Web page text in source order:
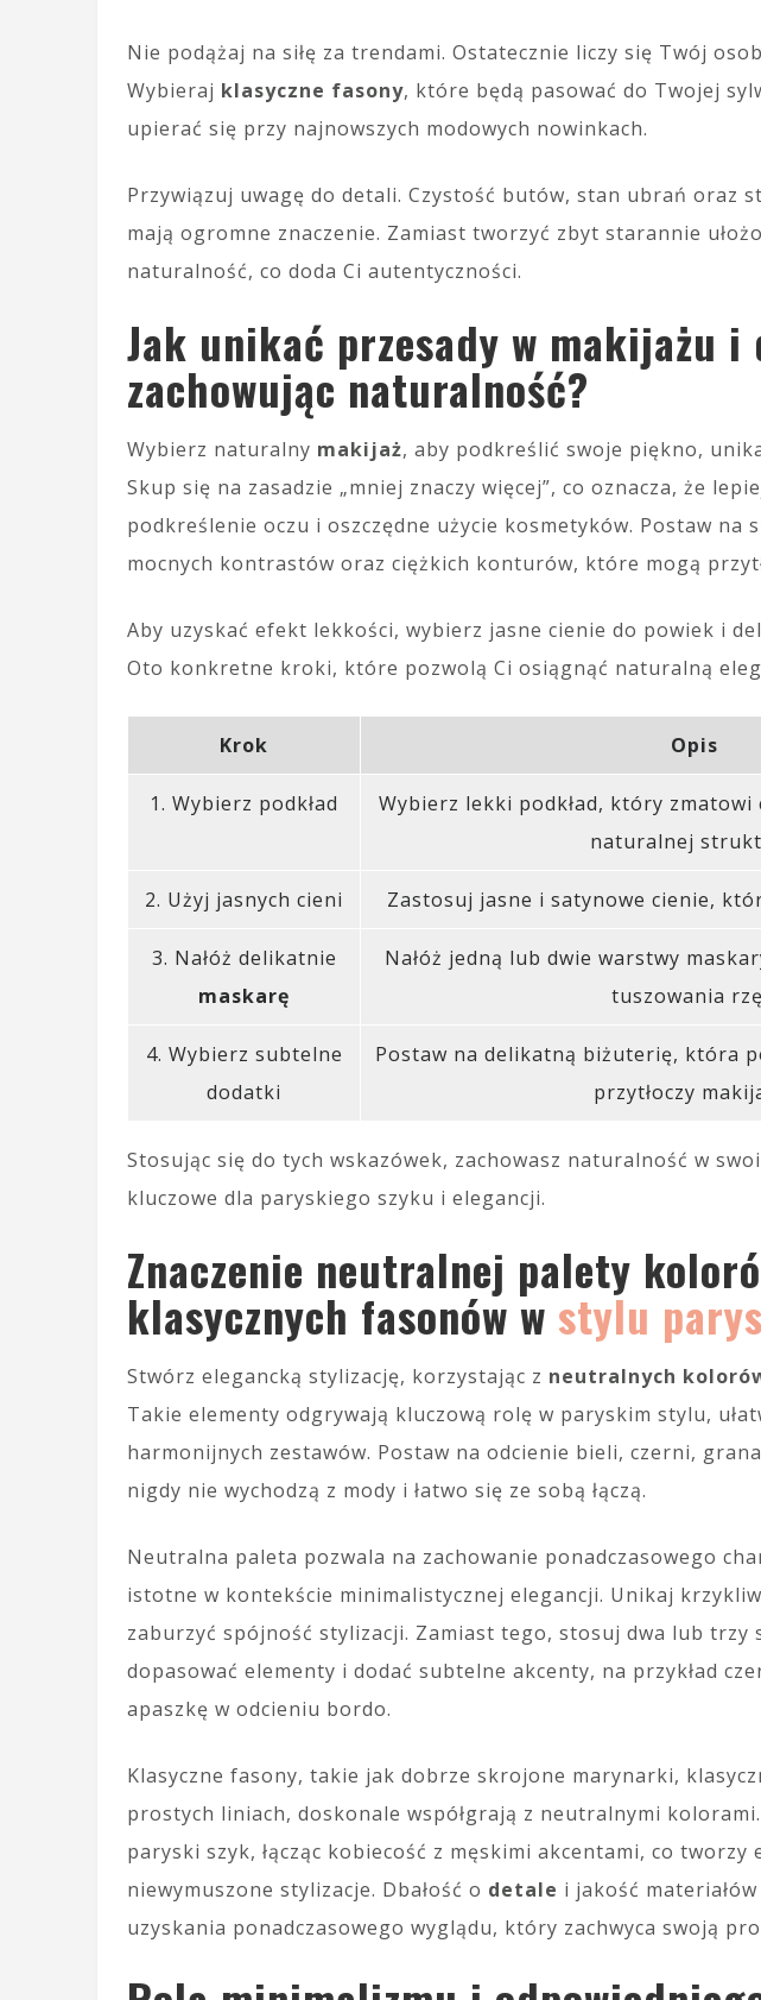
Nie podążaj na siłę za trendami. Ostatecznie liczy się Twój
Wybieraj klasyczne fasony, które będą pasować do Twojej
upierać się przy najnowszych modowych nowinkach.
Przywiązuj uwagę do detali. Czystość butów, stan ubrań oraz
mają ogromne znaczenie. Zamiast tworzyć zbyt starannie
naturalność, co doda Ci autentyczności.
Jak unikać przesady w makijażu i
zachowując naturalność?
Wybierz naturalny makijaż, aby podkreślić swoje piękno,
Skup się na zasadzie „mniej znaczy więcej”, co oznacza, że
podkreślenie oczu i oszczędne użycie kosmetyków. Postaw na
mocnych kontrastów oraz ciężkich konturów, które mogą
Aby uzyskać efekt lekkości, wybierz jasne cienie do powiek i
Oto konkretne kroki, które pozwolą Ci osiągnąć naturalną
Krok Opis
1. Wybierz podkład
Wybierz lekki podkład, który
naturalnej
2. Użyj jasnych cieni Zastosuj jasne i satynowe cienie,
3. Nałóż delikatnie
maskarę
Nałóż jedną lub dwie warstwy
tuszowania
4. Wybierz subtelne
dodatki
Postaw na delikatną biżuterię, która
przytłoczy
Stosując się do tych wskazówek, zachowasz naturalność w
kluczowe dla paryskiego szyku i elegancji.
Znaczenie neutralnej palety
klasycznych fasonów w stylu
Stwórz elegancką stylizację, korzystając z neutralnych
Takie elementy odgrywają kluczową rolę w paryskim stylu,
harmonijnych zestawów. Postaw na odcienie bieli, czerni,
nigdy nie wychodzą z mody i łatwo się ze sobą łączą.
Neutralna paleta pozwala na zachowanie ponadczasowego
istotne w kontekście minimalistycznej elegancji. Unikaj
zaburzyć spójność stylizacji. Zamiast tego, stosuj dwa lub trzy
dopasować elementy i dodać subtelne akcenty, na przykład
apaszkę w odcieniu bordo.
Klasyczne fasony, takie jak dobrze skrojone marynarki,
prostych liniach, doskonale współgrają z neutralnymi
paryski szyk, łącząc kobiecość z męskimi akcentami, co tworzy
niewymuszone stylizacje. Dbałość o detale i jakość
uzyskania ponadczasowego wyglądu, który zachwyca swoją